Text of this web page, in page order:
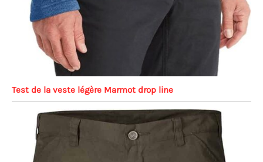
Test de la veste légère Marmot drop line